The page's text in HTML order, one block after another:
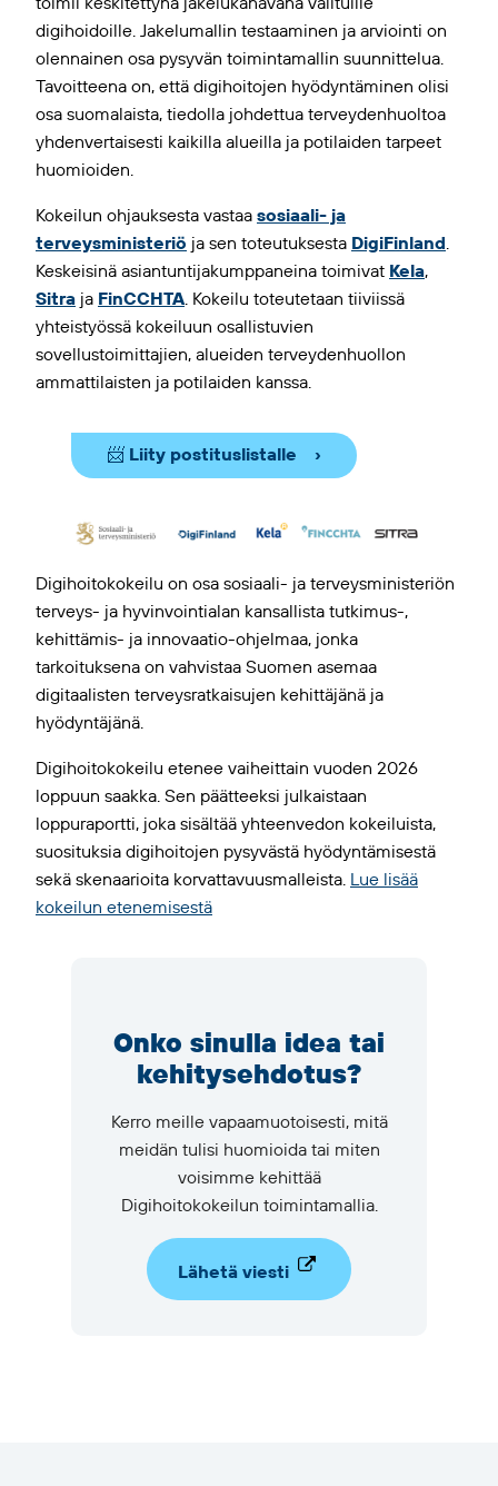
digihoidoille. Jakelumallin testaaminen ja arviointi on
olennainen osa pysyvän toimintamallin suunnittelua.
Tavoitteena on, että digihoitojen hyödyntäminen olisi
osa suomalaista, tiedolla johdettua terveydenhuoltoa
yhdenvertaisesti kaikilla alueilla ja potilaiden tarpeet
huomioiden.
Kokeilun ohjauksesta vastaa sosiaali- ja
terveysministeriö ja sen toteutuksesta DigiFinland.
Keskeisinä asiantuntijakumppaneina toimivat Kela,
Sitra ja FinCCHTA. Kokeilu toteutetaan tiiviissä
yhteistyössä kokeiluun osallistuvien
sovellustoimittajien, alueiden terveydenhuollon
ammattilaisten ja potilaiden kanssa.
📨 Liity postituslistalle
Digihoitokokeilu on osa sosiaali- ja terveysministeriön
terveys- ja hyvinvointialan kansallista tutkimus-,
kehittämis- ja innovaatio-ohjelmaa, jonka
tarkoituksena on vahvistaa Suomen asemaa
digitaalisten terveysratkaisujen kehittäjänä ja
hyödyntäjänä.​
Digihoitokokeilu etenee vaiheittain vuoden 2026
loppuun saakka. Sen päätteeksi julkaistaan
loppuraportti, joka sisältää yhteenvedon kokeiluista,
suosituksia digihoitojen pysyvästä hyödyntämisestä
sekä skenaarioita korvattavuusmalleista. Lue lisää
kokeilun etenemisestä
Onko sinulla idea tai
kehitysehdotus?
Kerro meille vapaamuotoisesti, mitä
meidän tulisi huomioida tai miten
voisimme kehittää
Digihoitokokeilun toimintamallia.
Lähetä viesti